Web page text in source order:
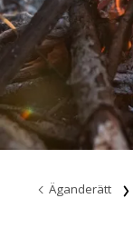
Äganderätt